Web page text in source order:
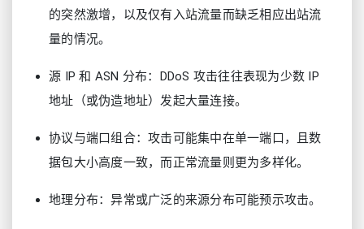
的突然激增，以及仅有入站流量而缺乏相应出站流
量的情况。
源 IP 和 ASN 分布：DDoS 攻击往往表现为少数 IP
地址（或伪造地址）发起大量连接。
协议与端口组合：攻击可能集中在单一端口，且数
据包大小高度一致，而正常流量则更为多样化。
地理分布：异常或广泛的来源分布可能预示攻击。